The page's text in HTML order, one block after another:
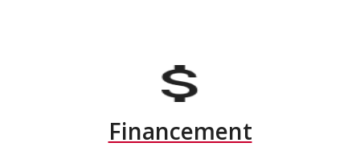
Financement